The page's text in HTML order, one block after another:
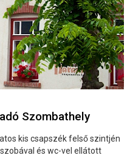
Szombathely
kis csapszék felső szintjén
és wc-vel ellátott